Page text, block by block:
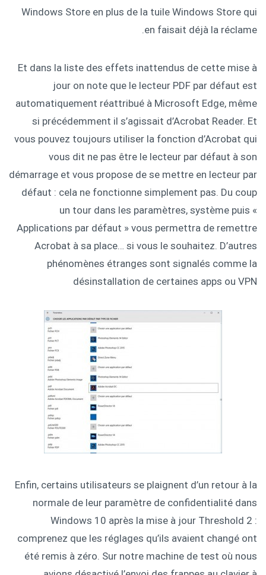
Windows Store en plus de la tuile Windows Store qui
en faisait déjà la réclame.
Et dans la liste des effets inattendus de cette mise à
jour on note que le lecteur PDF par défaut est
automatiquement réattribué à Microsoft Edge, même
si précédemment il s’agissait d’Acrobat Reader. Et
vous pouvez toujours utiliser la fonction d’Acrobat qui
vous dit ne pas être le lecteur par défaut à son
démarrage et vous propose de se mettre en lecteur par
défaut : cela ne fonctionne simplement pas. Du coup
un tour dans les paramètres, système puis «
Applications par défaut » vous permettra de remettre
Acrobat à sa place… si vous le souhaitez. D’autres
phénomènes étranges sont signalés comme la
désinstallation de certaines apps ou VPN
Enfin, certains utilisateurs se plaignent d’un retour à la
normale de leur paramètre de confidentialité dans
Windows 10 après la mise à jour Threshold 2 :
comprenez que les réglages qu’ils avaient changé ont
été remis à zéro. Sur notre machine de test où nous